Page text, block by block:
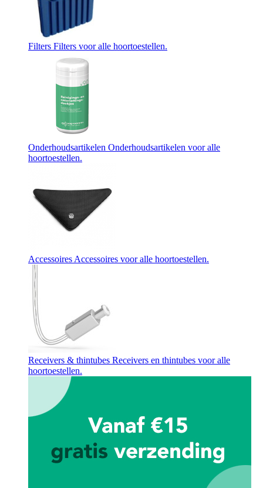
Filters Filters voor alle hoortoestellen.
Onderhoudsartikelen Onderhoudsartikelen voor alle
hoortoestellen.
Accessoires Accessoires voor alle hoortoestellen.
Receivers & thintubes Receivers en thintubes voor alle
hoortoestellen.